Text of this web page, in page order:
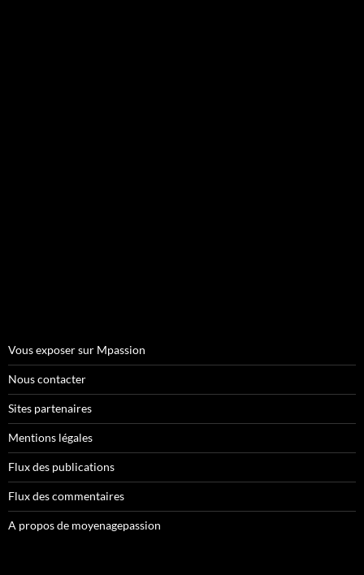
Vous exposer sur Mpassion
Nous contacter
Sites partenaires
Mentions légales
Flux des publications
Flux des commentaires
A propos de moyenagepassion